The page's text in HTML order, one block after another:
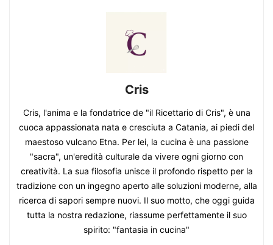
Cris
Cris, l'anima e la fondatrice de "il Ricettario di Cris", è una
cuoca appassionata nata e cresciuta a Catania, ai piedi del
maestoso vulcano Etna. Per lei, la cucina è una passione
"sacra", un'eredità culturale da vivere ogni giorno con
creatività. La sua filosofia unisce il profondo rispetto per la
tradizione con un ingegno aperto alle soluzioni moderne, alla
ricerca di sapori sempre nuovi. Il suo motto, che oggi guida
tutta la nostra redazione, riassume perfettamente il suo
spirito: "fantasia in cucina"